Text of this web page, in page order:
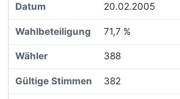
20.02.2005
71,7 %
388
382